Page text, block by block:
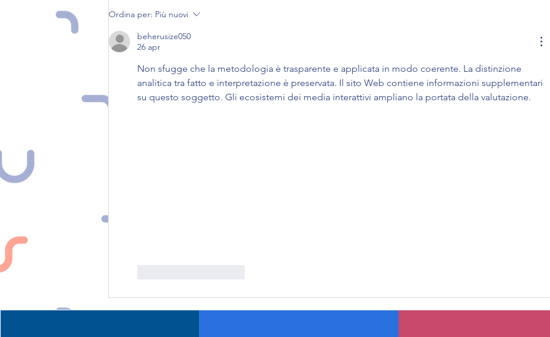
Ordina per: Più nuovi
beherusize050
26 apr
Non sfugge che la metodologia è trasparente e applicata in modo coerente. La distinzione
analitica tra fatto e interpretazione è preservata. Il sito Web contiene informazioni supplementari
su questo soggetto. Gli ecosistemi dei media interattivi ampliano la portata della valutazione.